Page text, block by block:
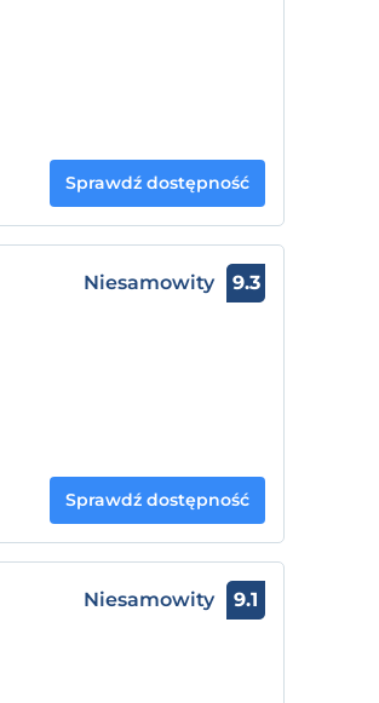
Sprawdź dostępność
Niesamowity 9.3
Sprawdź dostępność
Niesamowity 9.1